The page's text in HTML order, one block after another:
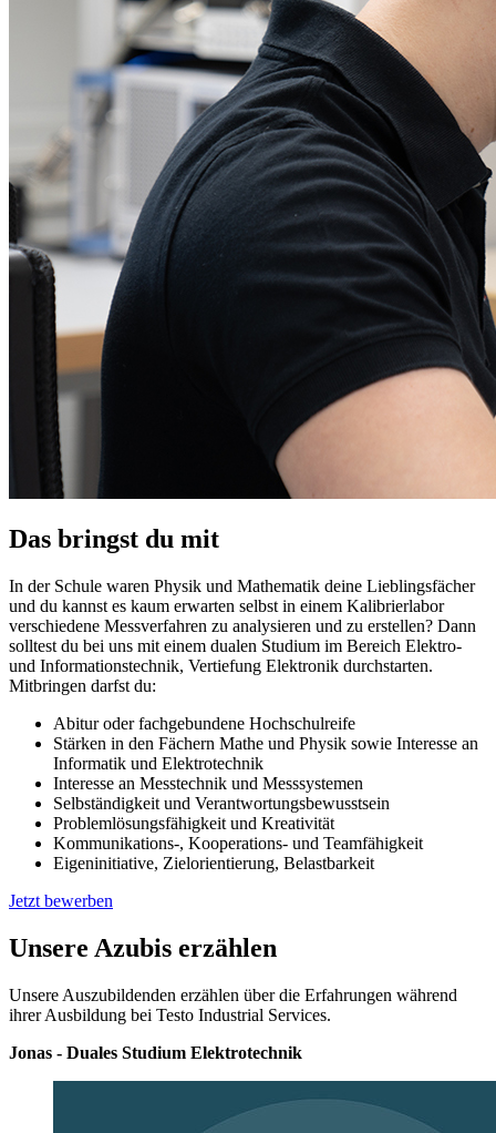
Das bringst du mit
In der Schule waren Physik und Mathematik deine Lieblingsfächer
und du kannst es kaum erwarten selbst in einem Kalibrierlabor
verschiedene Messverfahren zu analysieren und zu erstellen? Dann
solltest du bei uns mit einem dualen Studium im Bereich Elektro-
und Informationstechnik, Vertiefung Elektronik durchstarten.
Mitbringen darfst du:
Abitur oder fachgebundene Hochschulreife
Stärken in den Fächern Mathe und Physik sowie Interesse an
Informatik und Elektrotechnik
Interesse an Messtechnik und Messsystemen
Selbständigkeit und Verantwortungsbewusstsein
Problemlösungsfähigkeit und Kreativität
Kommunikations-, Kooperations- und Teamfähigkeit
Eigeninitiative, Zielorientierung, Belastbarkeit
Jetzt bewerben
Unsere Azubis erzählen
Unsere Auszubildenden erzählen über die Erfahrungen während
ihrer Ausbildung bei Testo Industrial Services.
Jonas - Duales Studium Elektrotechnik